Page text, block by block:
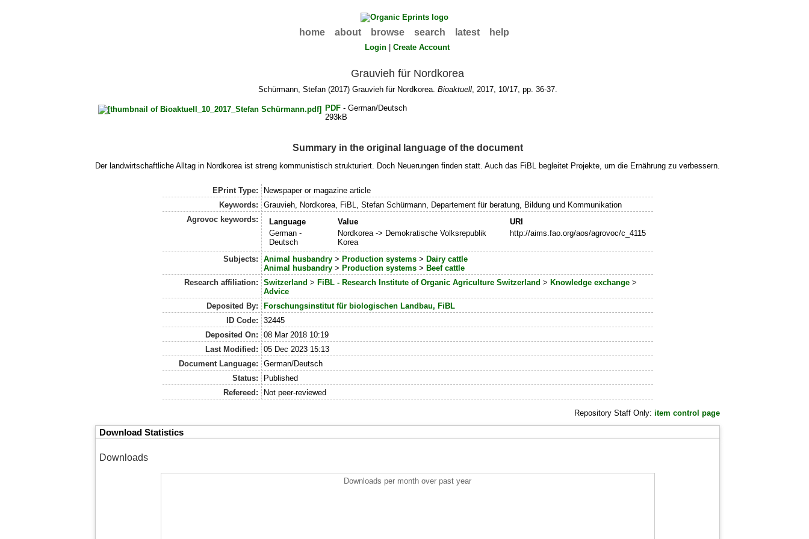
home about browse search latest help
Login |Create Account
Grauvieh für Nordkorea
Schürmann, Stefan(2017) Grauvieh für Nordkorea. Bioaktuell, 2017, 10/17, pp. 36-37.
PDF - German/Deutsch
293kB
Summary in the original language of the document
Der landwirtschaftliche Alltag in Nordkorea ist streng kommunistisch strukturiert. Doch Neuerungen finden statt. Auch das FiBL begleitet Projekte, um die Ernährung zu verbessern.
EPrint Type:
Newspaper or magazine article
Keywords:
Grauvieh, Nordkorea, FiBL, Stefan Schürmann, Departement für beratung, Bildung und Kommunikation
Agrovoc keywords:
Language Value
URI
German -
Deutsch
Nordkorea -> Demokratische Volksrepublik
Korea
http://aims.fao.org/aos/agrovoc/c_4115
Subjects: Animal husbandry > Production systems > Dairy cattle
Animal husbandry > Production systems > Beef cattle
Research affiliation:
Switzerland > FiBL - Research Institute of Organic Agriculture Switzerland > Knowledge exchange >
Advice
Deposited By:
Forschungsinstitut für biologischen Landbau, FiBL
ID Code:
32445
Deposited On:
08 Mar 2018 10:19
Last Modified:
05 Dec 2023 15:13
Document Language:
German/Deutsch
Status:
Published
Refereed:
Not peer-reviewed
Repository Staff Only:item control page
Download Statistics
Downloads
Downloads per month over past year